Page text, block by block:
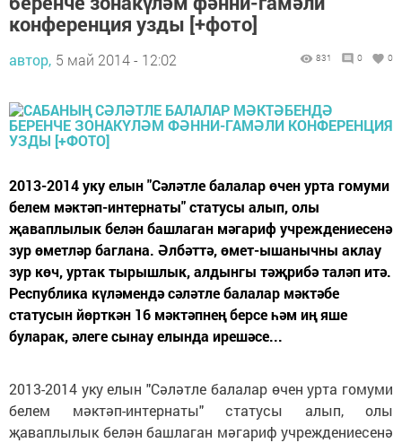
конференция узды [+фото]
автор, 5 май 2014 - 12:02 831 0 0
2013-2014 уку елын "Сә­ләтле балалар өчен урта гомуми
белем мәктәп-ин­тернаты" статусы алып,­ олы
җаваплылык белән башлаган мәгариф учреждениесенә
зур өмет­ләр баглана. Әлбәттә, өмет-ышанычны аклау
зур көч, уртак тырышлык, алдынгы тәҗ­рибә таләп итә.
Республика күләмендә сәләтле балалар мәктәбе
статусын йөрткән 16 мәктәпнең берсе һәм иң яше
буларак, әлеге сынау елында ирешәсе...
2013-2014 уку елын "Сә­ләтле балалар өчен урта гомуми
белем мәктәп-ин­тернаты" статусы алып,­ олы
җаваплылык белән башлаган мәгариф учреждениесенә